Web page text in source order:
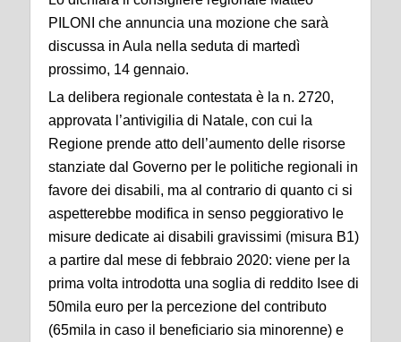
PILONI che annuncia una mozione che sarà
discussa in Aula nella seduta di martedì
prossimo, 14 gennaio.
La delibera regionale contestata è la n. 2720,
approvata l’antivigilia di Natale, con cui la
Regione prende atto dell’aumento delle risorse
stanziate dal Governo per le politiche regionali in
favore dei disabili, ma al contrario di quanto ci si
aspetterebbe modifica in senso peggiorativo le
misure dedicate ai disabili gravissimi (misura B1)
a partire dal mese di febbraio 2020: viene per la
prima volta introdotta una soglia di reddito Isee di
50mila euro per la percezione del contributo
(65mila in caso il beneficiario sia minorenne) e